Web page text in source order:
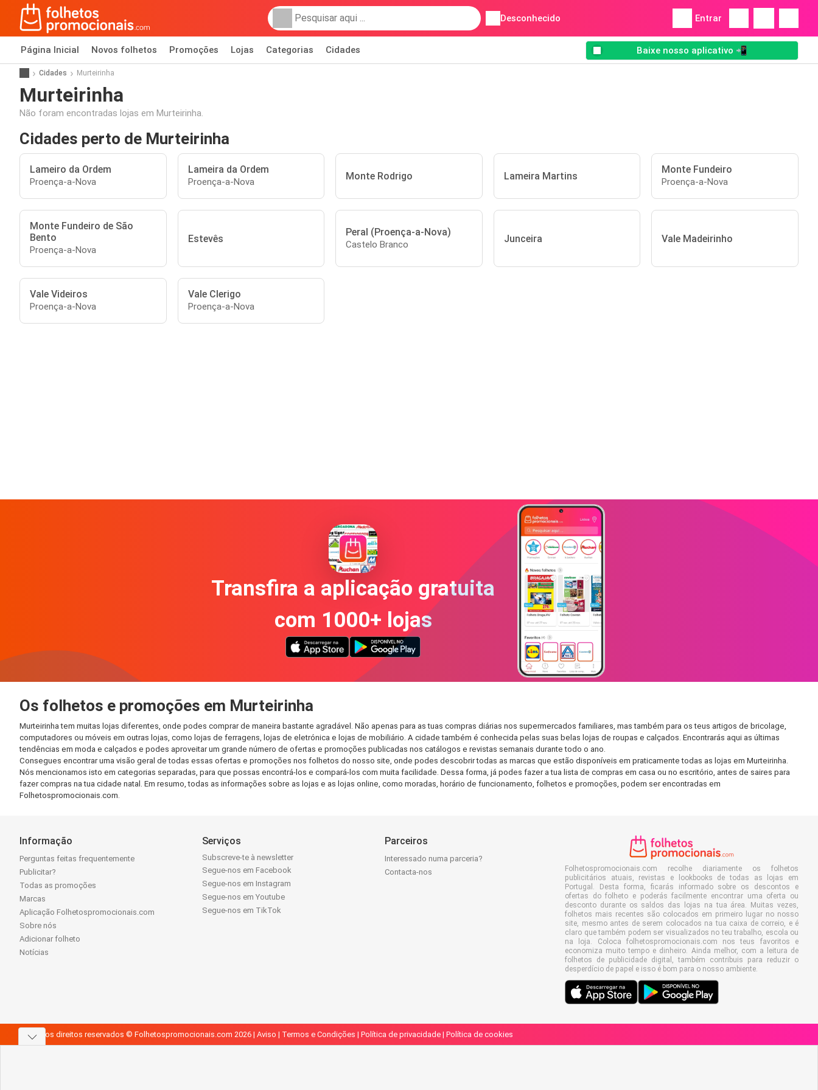
Desconhecido Entrar
Página Inicial Novos folhetos Promoções Lojas Categorias Cidades Baixe nosso aplicativo 📲
Cidades Murteirinha
Murteirinha
Não foram encontradas lojas em Murteirinha.
Cidades perto de Murteirinha
Lameiro da Ordem
Proença-a-Nova
Lameira da Ordem
Proença-a-Nova Monte Rodrigo Lameira Martins
Monte Fundeiro
Proença-a-Nova
Monte Fundeiro de São
Bento
Proença-a-Nova
Estevês
Peral (Proença-a-Nova)
Castelo Branco Junceira Vale Madeirinho
Vale Videiros
Proença-a-Nova
Vale Clerigo
Proença-a-Nova
Transfira a aplicação gratuita
com 1000+ lojas
Os folhetos e promoções em Murteirinha
Murteirinha tem muitas lojas diferentes, onde podes comprar de maneira bastante agradável. Não apenas para as tuas compras diárias nos supermercados familiares, mas também para os teus artigos de bricolage,
computadores ou móveis em outras lojas, como lojas de ferragens, lojas de eletrónica e lojas de mobiliário. A cidade também é conhecida pelas suas belas lojas de roupas e calçados. Encontrarás aqui as últimas
tendências em moda e calçados e podes aproveitar um grande número de ofertas e promoções publicadas nos catálogos e revistas semanais durante todo o ano.
Consegues encontrar uma visão geral de todas essas ofertas e promoções nos folhetos do nosso site, onde podes descobrir todas as marcas que estão disponíveis em praticamente todas as lojas em Murteirinha.
Nós mencionamos isto em categorias separadas, para que possas encontrá-los e compará-los com muita facilidade. Dessa forma, já podes fazer a tua lista de compras em casa ou no escritório, antes de saires para
fazer compras na tua cidade natal. Em resumo, todas as informações sobre as lojas e as lojas online, como moradas, horário de funcionamento, folhetos e promoções, podem ser encontradas em
Folhetospromocionais.com.
Informação
Perguntas feitas frequentemente
Publicitar?
Todas as promoções
Marcas
Aplicação Folhetospromocionais.com
Sobre nós
Adicionar folheto
Notícias
Serviços
Subscreve-te à newsletter
Segue-nos em Facebook
Segue-nos em Instagram
Segue-nos em Youtube
Segue-nos em TikTok
Parceiros
Interessado numa parceria?
Contacta-nos
Folhetospromocionais.com recolhe diariamente os folhetos
publicitários atuais, revistas e lookbooks de todas as lojas em
Portugal. Desta forma, ficarás informado sobre os descontos e
ofertas do folheto e poderás facilmente encontrar uma oferta ou
desconto durante os saldos das lojas na tua área. Muitas vezes,
folhetos mais recentes são colocados em primeiro lugar no nosso
site, mesmo antes de serem colocados na tua caixa de correio, e é
claro que também podem ser visualizados no teu trabalho, escola ou
na loja. Coloca folhetospromocionais.com nos teus favoritos e
economiza muito tempo e dinheiro. Ainda melhor, com a leitura de
folhetos de publicidade digital, também contribuis para reduzir o
desperdício de papel e isso é bom para o nosso ambiente.
Todos os direitos reservados © Folhetospromocionais.com 2026 | Aviso | Termos e Condições | Política de privacidade | Política de cookies